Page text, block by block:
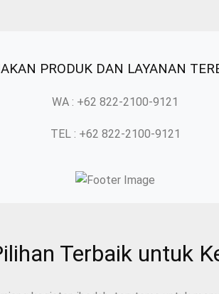
PRODUK DAN LAYANAN
WA : +62 822-2100-9121
TEL : +62 822-2100-9121
Terbaik untuk